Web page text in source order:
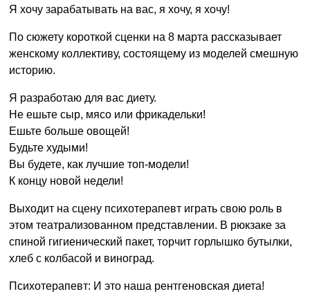
Я хочу зарабатывать на вас, я хочу, я хочу!
По сюжету короткой сценки на 8 марта рассказывает
женскому коллективу, состоящему из моделей смешную
историю.
Я разработаю для вас диету.
Не ешьте сыр, мясо или фрикадельки!
Ешьте больше овощей!
Будьте худыми!
Вы будете, как лучшие топ-модели!
К концу новой недели!
Выходит на сцену психотерапевт играть свою роль в
этом театрализованном представлении. В рюкзаке за
спиной гигиенический пакет, торчит горлышко бутылки,
хлеб с колбасой и виноград.
Психотерапевт: И это наша рентгеновская диета!